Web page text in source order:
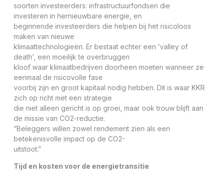
soorten investeerders: infrastructuurfondsen die
investeren in hernieuwbare energie, en
beginnende investeerders die helpen bij het risicoloos
maken van nieuwe
klimaattechnologieën. Er bestaat echter een ‘valley of
death’, een moeilijk te overbruggen
kloof waar klimaatbedrijven doorheen moeten wanneer ze
eenmaal de risicovolle fase
voorbij zijn en groot kapitaal nodig hebben. Dit is waar KKR
zich op richt met een strategie
die niet alleen gericht is op groei, maar ook trouw blijft aan
de missie van CO2-reductie.
“Beleggers willen zowel rendement zien als een
betekenisvolle impact op de CO2-
uitstoot.”
Tijd en kosten voor de energietransitie